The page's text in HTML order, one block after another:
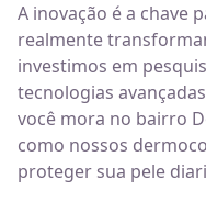
A inovação é a chave
realmente
investimos em
tecnologias
você mora no bairro
como nossos
proteger sua pele